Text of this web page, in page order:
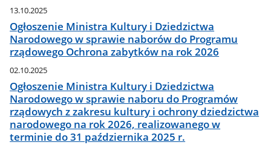
13.10.2025
Ogłoszenie Ministra Kultury i Dziedzictwa
Narodowego w sprawie naborów do Programu
rządowego Ochrona zabytków na rok 2026
02.10.2025
Ogłoszenie Ministra Kultury i Dziedzictwa
Narodowego w sprawie naboru do Programów
rządowych z zakresu kultury i ochrony dziedzictwa
narodowego na rok 2026, realizowanego w
terminie do 31 października 2025 r.